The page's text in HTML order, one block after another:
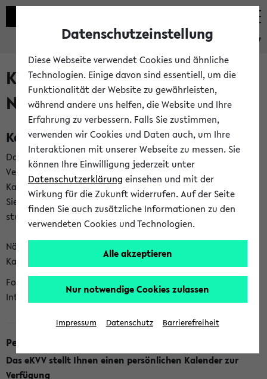
eKVV
Kalenderintegration und
Newsfeeds
Kalenderintegration
Das eKVV bietet Ihnen die Möglichkeit,
Veranstaltungstermine in eine Vielzahl von
Kalenderanwendungen einzubinden. Auf diese Weise können
Sie einen gemeinsamen Überblick über Ihre privaten und
studienbezogenen Termine erhalten.
Näheres zu Vorteilen und Funktionsweise der
Kalenderintegration können Sie auf unserer
Folgende Kalender bietet Ihnen das eKVV derzeit zur
Integration an:
Persönlicher Kalender
Das eKVV stellt Ihnen einen persönlichen Kalender zur
Verfügung
Datenschutzeinstellung
Diese Webseite verwendet Cookies und ähnliche
Technologien. Einige davon sind essentiell, um die
Funktionalität der Website zu gewährleisten,
während andere uns helfen, die Website und Ihre
Erfahrung zu verbessern. Falls Sie zustimmen,
verwenden wir Cookies und Daten auch, um Ihre
Interaktionen mit unserer Webseite zu messen. Sie
können Ihre Einwilligung jederzeit unter
Datenschutzerklärung einsehen und mit der
Wirkung für die Zukunft widerrufen. Auf der Seite
finden Sie auch zusätzliche Informationen zu den
verwendeten Cookies und Technologien.
Alle akzeptieren
Nur notwendige Cookies zulassen
Impressum Datenschutz Barrierefreiheit